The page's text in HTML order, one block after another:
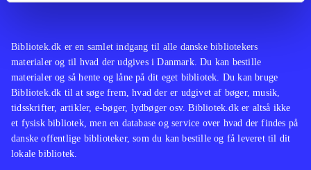
Bibliotek.dk er en samlet indgang til alle danske bibliotekers
materialer og til hvad der udgives i Danmark. Du kan bestille
materialer og så hente og låne på dit eget bibliotek. Du kan bruge
Bibliotek.dk til at søge frem, hvad der er udgivet af bøger, musik,
tidsskrifter, artikler, e-bøger, lydbøger osv. Bibliotek.dk er altså ikke
et fysisk bibliotek, men en database og service over hvad der findes på
danske offentlige biblioteker, som du kan bestille og få leveret til dit
lokale bibliotek.